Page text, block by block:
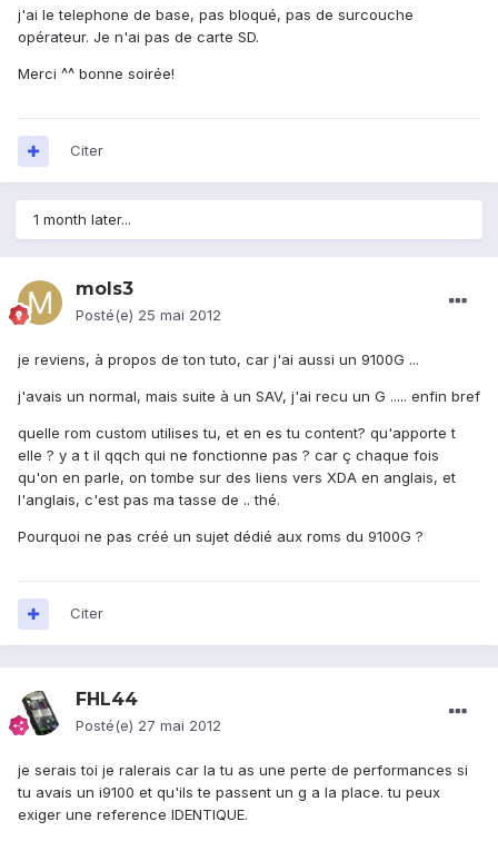
j'ai le telephone de base, pas bloqué, pas de surcouche
opérateur. Je n'ai pas de carte SD.
Merci ^^ bonne soirée!
Citer
1 month later...
mols3
Posté(e) 25 mai 2012
je reviens, à propos de ton tuto, car j'ai aussi un 9100G ...
j'avais un normal, mais suite à un SAV, j'ai recu un G ..... enfin bref
quelle rom custom utilises tu, et en es tu content? qu'apporte t
elle ? y a t il qqch qui ne fonctionne pas ? car ç chaque fois
qu'on en parle, on tombe sur des liens vers XDA en anglais, et
l'anglais, c'est pas ma tasse de .. thé.
Pourquoi ne pas créé un sujet dédié aux roms du 9100G ?
Citer
FHL44
Posté(e) 27 mai 2012
je serais toi je ralerais car la tu as une perte de performances si
tu avais un i9100 et qu'ils te passent un g a la place. tu peux
exiger une reference IDENTIQUE.